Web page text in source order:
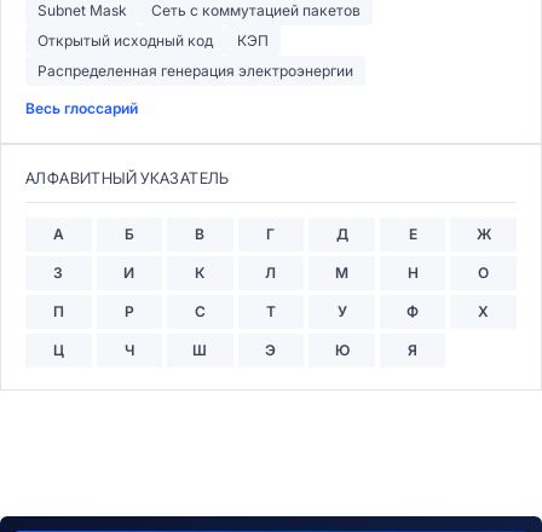
Subnet Mask
Сеть с коммутацией пакетов
Открытый исходный код
КЭП
Распределенная генерация электроэнергии
Весь глоссарий
АЛФАВИТНЫЙ УКАЗАТЕЛЬ
А Б В Г Д Е Ж
З И К Л М Н О
П Р С Т У Ф Х
Ц Ч Ш Э Ю Я